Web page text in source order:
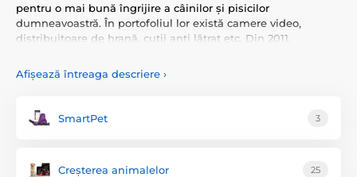
pentru o mai bună îngrijire a câinilor și pisicilor
dumneavoastră. În portofoliul lor există camere video,
distribuitoare de hrană, cutii anti lătrat etc. Din 2011,
Afișează întreaga descriere ›
SmartPet 3
Creșterea animalelor 25